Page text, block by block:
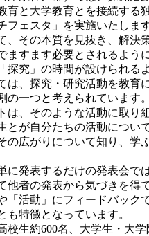
育と大学教育とを接続する
フェスタ」を実施いたしま
、その本質を見抜き、解決
ますます必要とされるよう
探究」の時間が設けられる
は、探究・研究活動を教育
の一つと考えられています
は、そのような活動に取り
とが自分たちの活動につい
の広がりについて知り、学
に発表するだけの発表会で
他者の発表から気づきを得
「活動」にフィードバック
も特徴となっています。
生約600名、大学生・大学